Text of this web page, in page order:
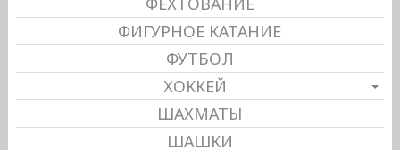
ФИГУРНОЕ КАТАНИЕ
ФУТБОЛ
ХОККЕЙ
ШАХМАТЫ
ШАШКИ